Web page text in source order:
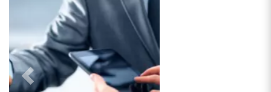
Previous